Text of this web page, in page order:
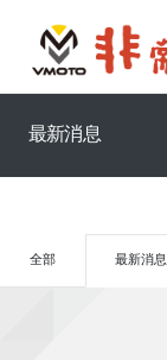
最新消息
全部 最新消息